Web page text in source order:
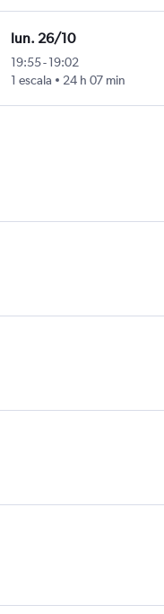
lun. 26/10
19:55-19:02
1 escala
24 h 07 min